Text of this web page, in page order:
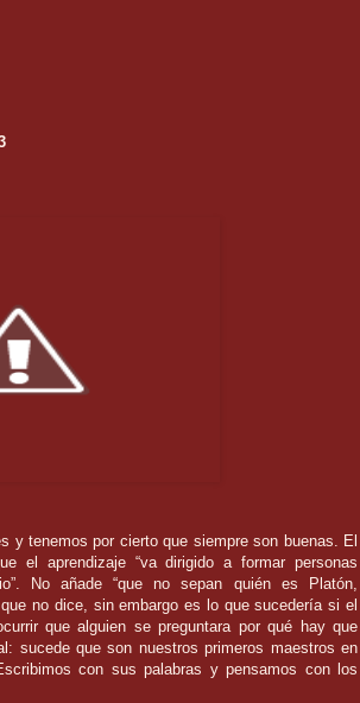
y tenemos por cierto que siempre son buenas. El
el aprendizaje “va dirigido a formar personas
No añade “que no sepan quién es
Platón,
no dice, sin embargo es lo que sucedería si el
que alguien se preguntara por qué hay que
sucede que son nuestros primeros maestros en
con sus palabras y pensamos con los